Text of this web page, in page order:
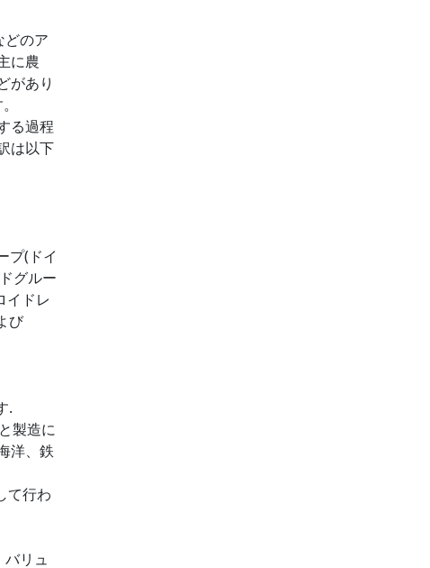
どのア
に農
があり
る過程
は以下
プ(ドイ
グルー
イドレ
び
.
製造に
洋、鉄
て行わ
リュ